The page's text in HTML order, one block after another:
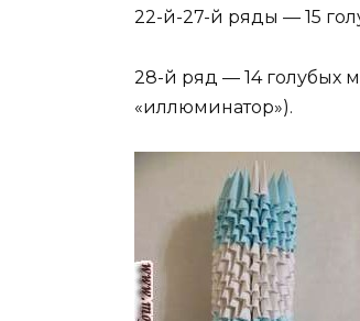
22-й-27-й ряды — 15
28-й ряд — 14 голубых
«иллюминатор»).